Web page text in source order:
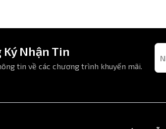
Nhận Tin
tin về các chương trình khuyến mãi.